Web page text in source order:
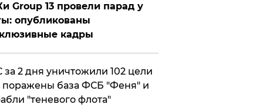
Group 13 провели парад у
опубликованы
кадры
за 2 дня уничтожили 102 цели
база ФСБ "Феня" и
"теневого флота"